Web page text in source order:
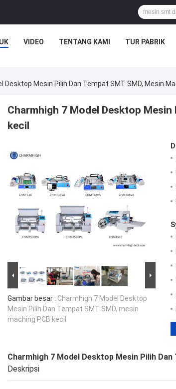
VIDEO TENTANG KAMI TUR PABRIK
Desktop Mesin Pilih Dan Tempat SMT SMD, Mesin
Charmhigh 7 Model Desktop Mesin
kecil
Gambar besar : Charmhigh 7 Model Desktop
Mesin Pilih Dan Tempat SMT SMD, mesin
maching PCB kecil
Charmhigh 7 Model Desktop Mesin Pilih
Deskripsi